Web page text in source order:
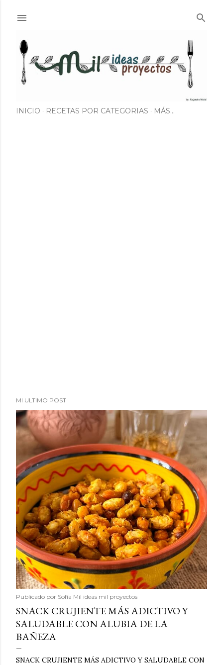
INICIO RECETAS POR CATEGORIAS MÁS…
MI ULTIMO POST
Publicado por Sofía Mil ideas mil proyectos
SNACK CRUJIENTE MÁS ADICTIVO Y
SALUDABLE CON ALUBIA DE LA
BAÑEZA
SNACK CRUJIENTE MÁS ADICTIVO Y SALUDABLE CON